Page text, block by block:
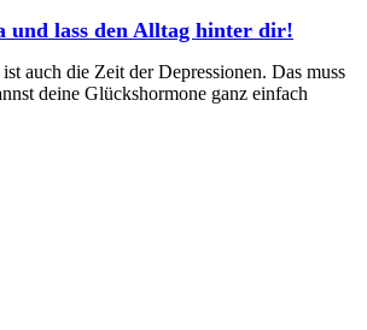
und lass den Alltag hinter dir!
auch die Zeit der Depressionen. Das muss
deine Glückshormone ganz einfach